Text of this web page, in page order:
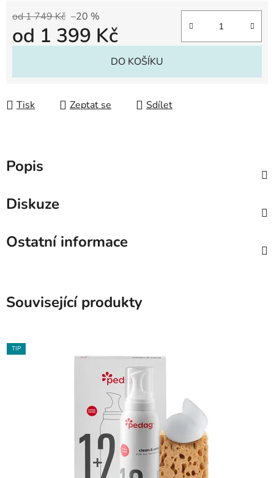
od 1 749 Kč –20 %
od 1 399 Kč
DO KOŠÍKU
Tisk Zeptat se Sdílet
Popis
Diskuze
Ostatní informace
Související produkty
TIP